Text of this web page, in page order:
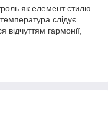
як елемент стилю
слідує
гармонії,